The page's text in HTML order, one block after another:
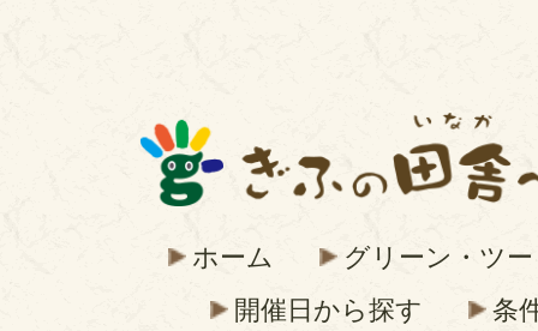
ホーム
グリーン・ツ
開催日から探す
条